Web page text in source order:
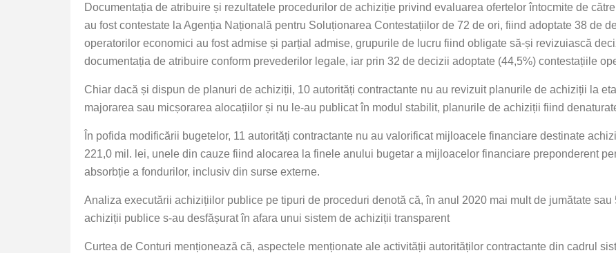
Documentația de atribuire și rezultatele procedurilor de achiziție privind evaluarea ofertelor întocmite de
au fost contestate la Agenția Națională pentru Soluționarea Contestațiilor de 72 de ori, fiind adoptate 38 de
operatorilor economici au fost admise și parțial admise, grupurile de lucru fiind obligate să-și revizuiască
documentația de atribuire conform prevederilor legale, iar prin 32 de decizii adoptate (44,5%) contestațiile
Chiar dacă și dispun de planuri de achiziții, 10 autorități contractante nu au revizuit planurile de achiziții la
majorarea sau micșorarea alocațiilor și nu le-au publicat în modul stabilit, planurile de achiziții fiind
În pofida modificării bugetelor, 11 autorități contractante nu au valorificat mijloacele financiare destinate
221,0 mil. lei, unele din cauze fiind alocarea la finele anului bugetar a mijloacelor financiare preponderent
absorbție a fondurilor, inclusiv din surse externe.
Analiza executării achizițiilor publice pe tipuri de proceduri denotă că, în anul 2020 mai mult de jumătate
achiziții publice s-au desfășurat în afara unui sistem de achiziții transparent
Curtea de Conturi menționează că, aspectele menționate ale activității autorităților contractante din cadrul